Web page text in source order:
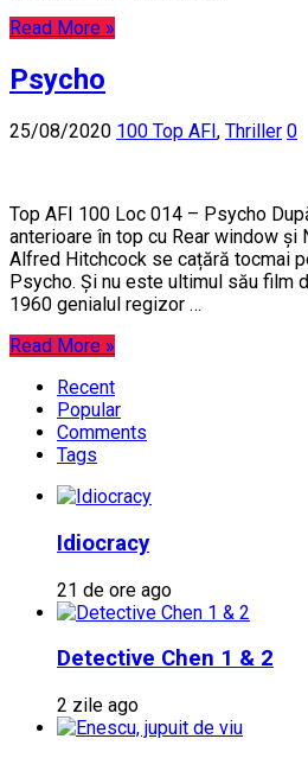
Read More »
Psycho
25/08/2020 100 Top AFI , Thriller 0
Top AFI 100 Loc 014 – Psycho
anterioare în top cu Rear window și
Alfred Hitchcock se cațără tocmai
Psycho. Și nu este ultimul său film
1960 genialul regizor …
Read More »
Recent
Popular
Comments
Tags
Idiocracy
21 de ore ago
Detective Chen 1 & 2
2 zile ago